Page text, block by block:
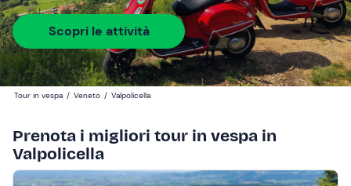
Scopri le attività
Tour in vespa / Veneto / Valpolicella
Prenota i migliori tour in vespa in
Valpolicella